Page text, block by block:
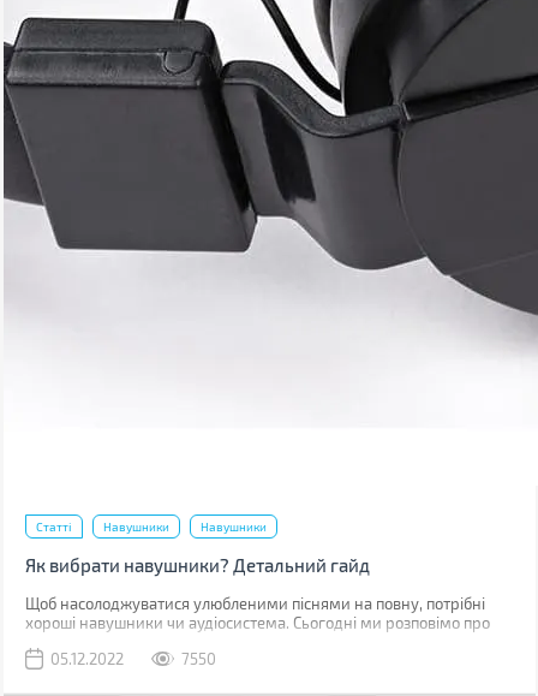
Статті Навушники Навушники
Як вибрати навушники? Детальний гайд
Щоб насолоджуватися улюбленими піснями на повну, потрібні
хороші навушники чи аудіосистема. Сьогодні ми розповімо про
інші фактори, які потрібно врахувати при виборі.
05.12.2022 7550